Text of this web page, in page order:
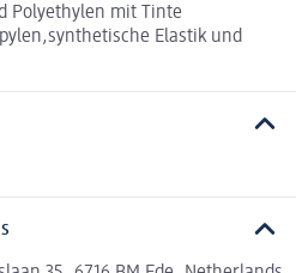
Polyethylen mit Tinte
Elastik und